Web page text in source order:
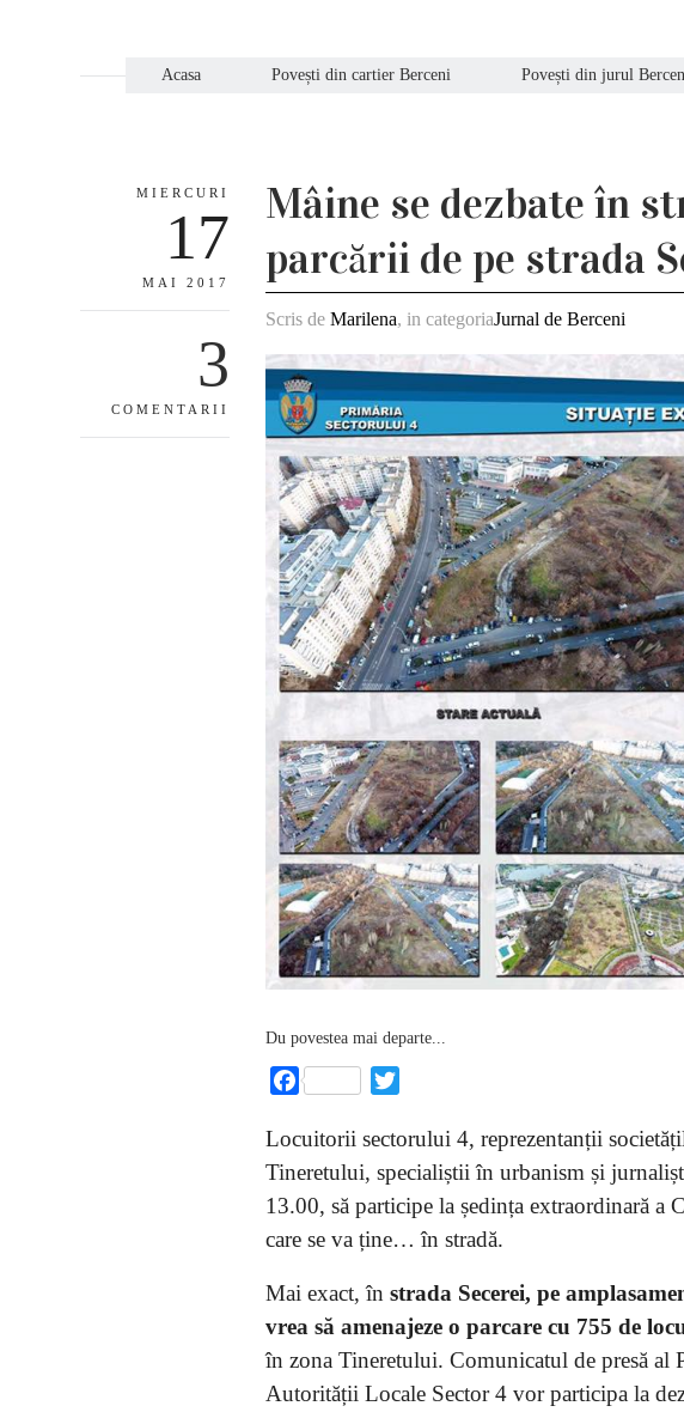
Acasa Povești din cartier Berceni Povești din jurul
MIERCURI
17
MAI 2017
3
COMENTARII
Mâine se dezbate în
parcării de pe strada
Scris deMarilena, in categoriaJurnal de Berceni
Du povestea mai departe...
Facebook
Locuitorii sectorului 4, reprezentanții
Tineretului, specialiștii în urbanism și
13.00, să participe la ședința extraordinară
care se va ține… în stradă.
Mai exact, în strada Secerei, pe
vrea să amenajeze o parcare cu 755 de
în zona Tineretului. Comunicatul de presă al
Autorității Locale Sector 4 vor participa la